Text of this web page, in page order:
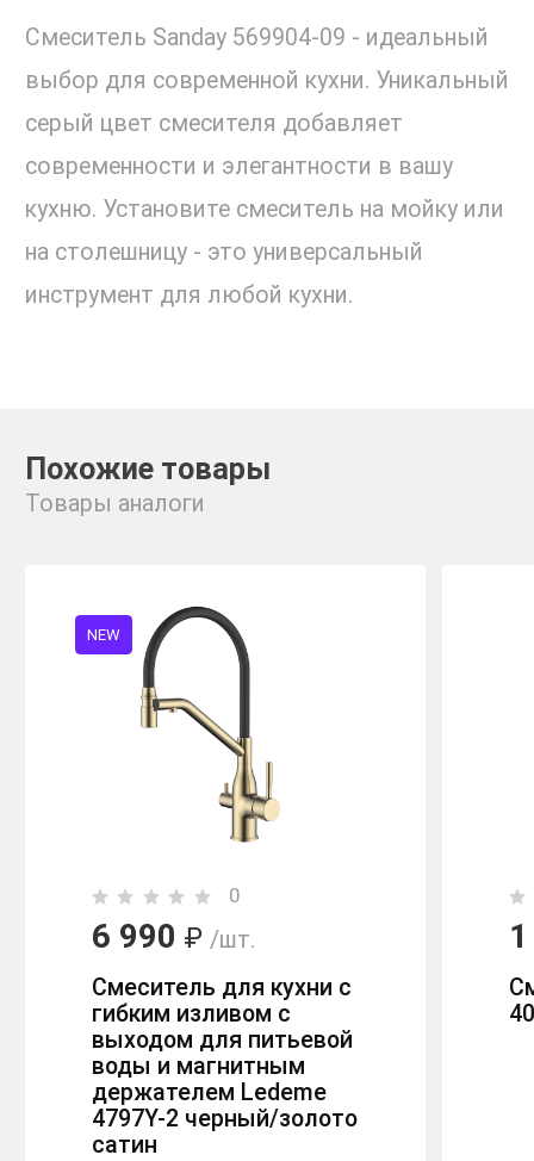
Смеситель Sanday 569904-09 - идеальный
выбор для современной кухни. Уникальный
серый цвет смесителя добавляет
современности и элегантности в вашу
кухню. Установите смеситель на мойку или
на столешницу - это универсальный
инструмент для любой кухни.
Похожие товары
Товары аналоги
NEW
0
6 990 ₽ /шт.
Смеситель для кухни с
гибким изливом с
выходом для питьевой
воды и магнитным
держателем Ledeme
4797Y-2 черный/золото
сатин